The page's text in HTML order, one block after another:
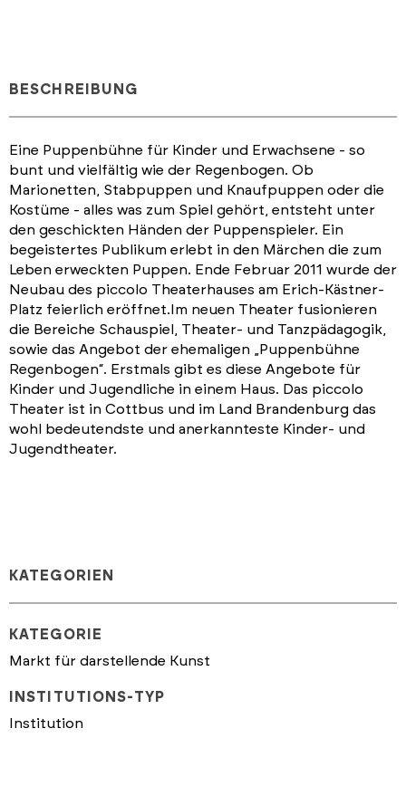
BESCHREIBUNG
Eine Puppenbühne für Kinder und Erwachsene - so
bunt und vielfältig wie der Regenbogen. Ob
Marionetten, Stabpuppen und Knaufpuppen oder die
Kostüme - alles was zum Spiel gehört, entsteht unter
den geschickten Händen der Puppenspieler. Ein
begeistertes Publikum erlebt in den Märchen die zum
Leben erweckten Puppen. Ende Februar 2011 wurde der
Neubau des piccolo Theaterhauses am Erich-Kästner-
Platz feierlich eröffnet.Im neuen Theater fusionieren
die Bereiche Schauspiel, Theater- und Tanzpädagogik,
sowie das Angebot der ehemaligen „Puppenbühne
Regenbogen“. Erstmals gibt es diese Angebote für
Kinder und Jugendliche in einem Haus. Das piccolo
Theater ist in Cottbus und im Land Brandenburg das
wohl bedeutendste und anerkannteste Kinder- und
Jugendtheater.
KATEGORIEN
KATEGORIE
Markt für darstellende Kunst
INSTITUTIONS-TYP
Institution